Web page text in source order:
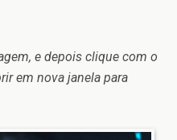
e depois clique com o
em nova janela para